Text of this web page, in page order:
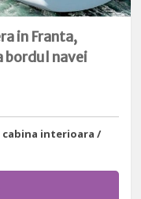
in Franta,
bordul navei
cabina interioara /